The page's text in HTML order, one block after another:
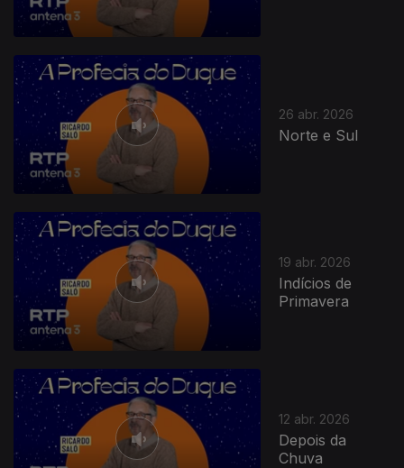
26 abr. 2026
Norte e Sul
19 abr. 2026
Indícios de
Primavera
12 abr. 2026
Depois da
Chuva